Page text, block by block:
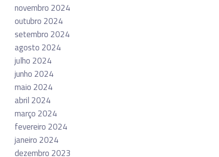
novembro 2024
outubro 2024
setembro 2024
agosto 2024
julho 2024
junho 2024
maio 2024
abril 2024
março 2024
fevereiro 2024
janeiro 2024
dezembro 2023